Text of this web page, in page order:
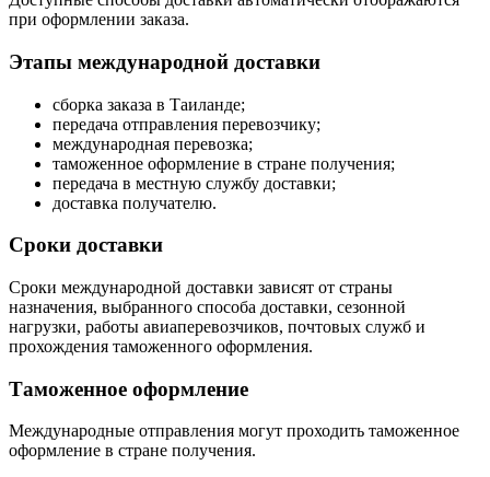
при оформлении заказа.
Этапы международной доставки
сборка заказа в Таиланде;
передача отправления перевозчику;
международная перевозка;
таможенное оформление в стране получения;
передача в местную службу доставки;
доставка получателю.
Сроки доставки
Сроки международной доставки зависят от страны
назначения, выбранного способа доставки, сезонной
нагрузки, работы авиаперевозчиков, почтовых служб и
прохождения таможенного оформления.
Таможенное оформление
Международные отправления могут проходить таможенное
оформление в стране получения.